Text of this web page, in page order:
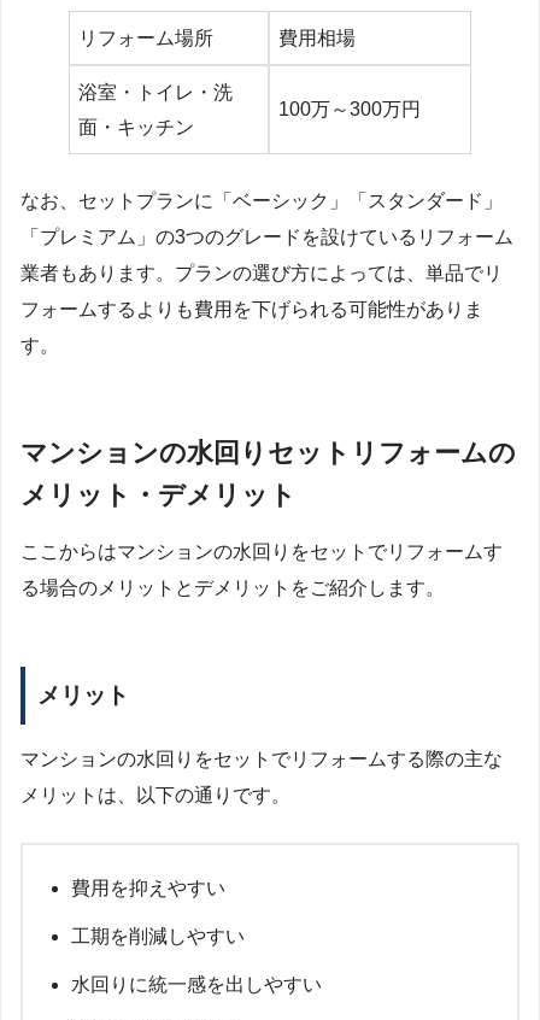
リフォーム場所 費用相場
浴室・トイレ・洗
面・キッチン
100万～300万円
なお、セットプランに「ベーシック」「スタンダード」
「プレミアム」の3つのグレードを設けているリフォーム
業者もあります。プランの選び方によっては、単品でリ
フォームするよりも費用を下げられる可能性がありま
す。
マンションの水回りセットリフォームの
メリット・デメリット
ここからはマンションの水回りをセットでリフォームす
る場合のメリットとデメリットをご紹介します。
メリット
マンションの水回りをセットでリフォームする際の主な
メリットは、以下の通りです。
費用を抑えやすい
工期を削減しやすい
水回りに統一感を出しやすい